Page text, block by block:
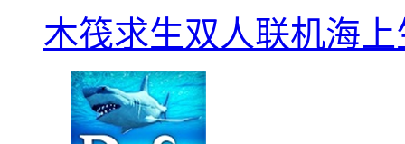
木筏求生双人联机海